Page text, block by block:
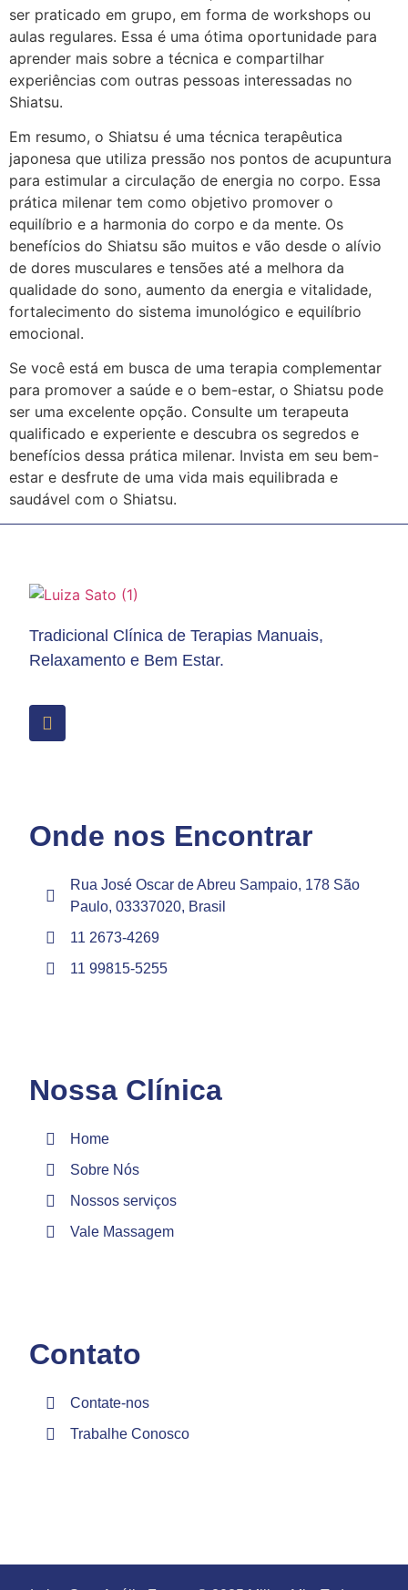
ser praticado em grupo, em forma de workshops ou
aulas regulares. Essa é uma ótima oportunidade para
aprender mais sobre a técnica e compartilhar
experiências com outras pessoas interessadas no
Shiatsu.
Em resumo, o Shiatsu é uma técnica terapêutica
japonesa que utiliza pressão nos pontos de acupuntura
para estimular a circulação de energia no corpo. Essa
prática milenar tem como objetivo promover o
equilíbrio e a harmonia do corpo e da mente. Os
benefícios do Shiatsu são muitos e vão desde o alívio
de dores musculares e tensões até a melhora da
qualidade do sono, aumento da energia e vitalidade,
fortalecimento do sistema imunológico e equilíbrio
emocional.
Se você está em busca de uma terapia complementar
para promover a saúde e o bem-estar, o Shiatsu pode
ser uma excelente opção. Consulte um terapeuta
qualificado e experiente e descubra os segredos e
benefícios dessa prática milenar. Invista em seu bem-
estar e desfrute de uma vida mais equilibrada e
saudável com o Shiatsu.
Tradicional Clínica de Terapias Manuais,
Relaxamento e Bem Estar.
Onde nos Encontrar
Rua José Oscar de Abreu Sampaio, 178 São
Paulo, 03337020, Brasil
11 2673-4269
11 99815-5255
Nossa Clínica
Home
Sobre Nós
Nossos serviços
Vale Massagem
Contato
Contate-nos
Trabalhe Conosco